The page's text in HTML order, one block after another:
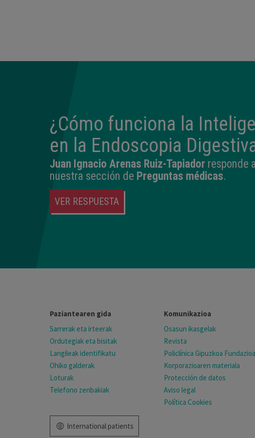
¿Cómo funciona la
en la Endoscopia
Juan Ignacio Arenas Ruiz-Tapiador responde
nuestra sección de Preguntas médicas.
VER RESPUESTA
Paziantearen gida
Sarrerak eta irteerak
Ordutegiak eta bisitak
Langileak identifikatu
Ohiko galderak
Loturak
Telefono zenbakiak
Komunikazioa
Osasun ikasgelak
Revista
Policlínica Gipuzkoa Fundazioa
Korporazioaren materiala
Protección de datos
Aviso legal
Política Cookies
International patients